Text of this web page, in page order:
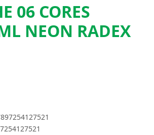
06 CORES
NEON RADEX